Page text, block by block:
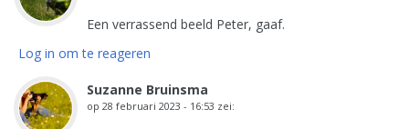
Een verrassend beeld Peter, gaaf.
Log in om te reageren
Suzanne Bruinsma
op 28 februari 2023 - 16:53 zei: